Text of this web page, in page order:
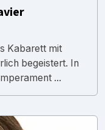
Kabarett mit
begeistert. In
...